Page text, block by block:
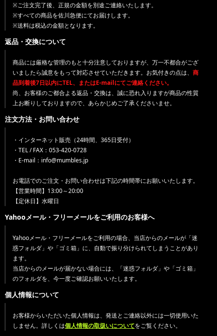
※ご注文完了後、正規の金額を別途ご連絡いたします。
※すべての商品を佐川急便にてお届けします。
※送料は税込の金額となります。
返品・交換について
商品には厳格な管理のもと十分注意しておりますが、万一不都合がござ
いましたら誠意をもって対応させていただきます。お気付きの点は、 商
品到着後7日以内にTEL、またはE-mailにてご連絡ください。
尚、お客様のご都合よる返品・交換は、誠に恐れ入りますが商品の性質
上お断りしておりますので、あらかじめご了承くださいませ。
注文方法・お問い合わせ
・インターネット販売（24時間、365日受付）
・TEL / FAX：053-420-0728
・E-mail：info@mumbles.jp
お電話でのご注文・お問い合わせは下記の時間帯にお願いいたします。
【営業時間】13:00～20:00
【定休日】水曜日
Yahooメール・フリーメールをご利用のお客様へ
Yahooメール・フリーメールをご利用の場合、当店からのメールが「迷
惑フォルダ」や「ゴミ箱」に、自動で振り分けられてしまうことがあり
ます。
当店からのメールが届かない場合には、「迷惑フォルダ」や「ゴミ箱」
のフォルダを、今一度ご確認お願いいたします。
個人情報について
お客様からいただいた個人情報は、発送とご連絡以外には一切使用いた
しません。詳しくは個人情報の取扱いについてをご覧ください。